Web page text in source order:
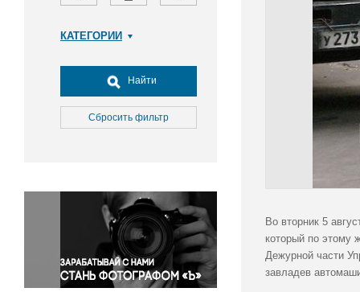
КАТЕГОРИИ
Досуг, туризм и отдых
Культура
Медицина
Окружающая среда
Политика
Правосудие
Происшествия и конфликты
Религия
Найти
Сбросить фильтр
Во вторник 5
который по этому
Дежурной части
завладев